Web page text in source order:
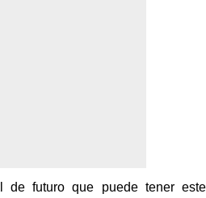
de futuro que puede tener este